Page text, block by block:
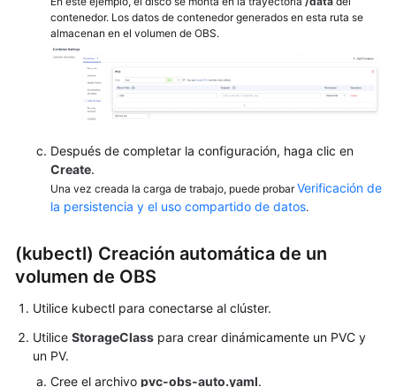
More
Documents
contenedor. Los datos de contenedor generados en esta ruta se
almacenan en el volumen de OBS.
Después de completar la configuración, haga clic en
Create.
Una vez creada la carga de trabajo, puede probarVerificación de
la persistencia y el uso compartido de datos.
(kubectl) Creación automática de un
volumen de OBS
Utilice kubectl para conectarse al clúster.
Utilice StorageClass para crear dinámicamente un PVC y
un PV.
Cree el archivo pvc-obs-auto.yaml.